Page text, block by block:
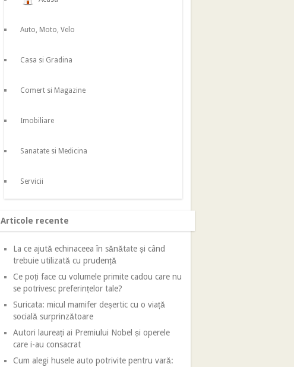
Auto, Moto, Velo
Casa si Gradina
Comert si Magazine
Imobiliare
Sanatate si Medicina
Servicii
Articole recente
La ce ajută echinaceea în sănătate și când
trebuie utilizată cu prudență
Ce poți face cu volumele primite cadou care nu
se potrivesc preferințelor tale?
Suricata: micul mamifer deșertic cu o viață
socială surprinzătoare
Autori laureați ai Premiului Nobel și operele
care i-au consacrat
Cum alegi husele auto potrivite pentru vară: